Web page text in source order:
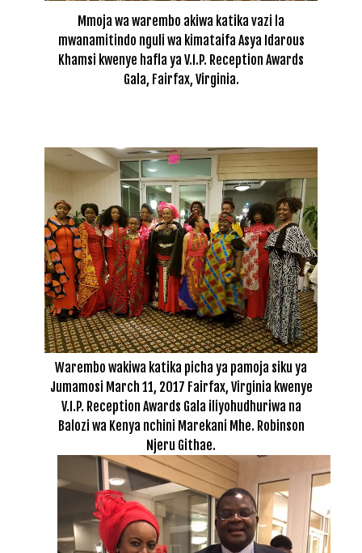
Mmoja wa warembo akiwa katika vazi la
mwanamitindo nguli wa kimataifa Asya Idarous
Khamsi kwenye hafla ya V.I.P. Reception Awards
Gala, Fairfax, Virginia.
Warembo wakiwa katika picha ya pamoja siku ya
Jumamosi March 11, 2017 Fairfax, Virginia kwenye
V.I.P. Reception Awards Gala iliyohudhuriwa na
Balozi wa Kenya nchini Marekani Mhe. Robinson
Njeru Githae.